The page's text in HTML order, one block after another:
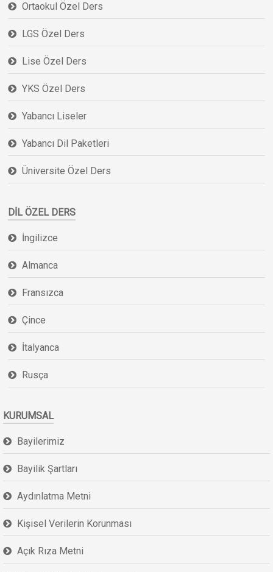
Ortaokul Özel Ders
LGS Özel Ders
Lise Özel Ders
YKS Özel Ders
Yabancı Liseler
Yabancı Dil Paketleri
Üniversite Özel Ders
DIL ÖZEL DERS
İngilizce
Almanca
Fransızca
Çince
İtalyanca
Rusça
KURUMSAL
Bayilerimiz
Bayilik Şartları
Aydınlatma Metni
Kişisel Verilerin Korunması
Açık Rıza Metni